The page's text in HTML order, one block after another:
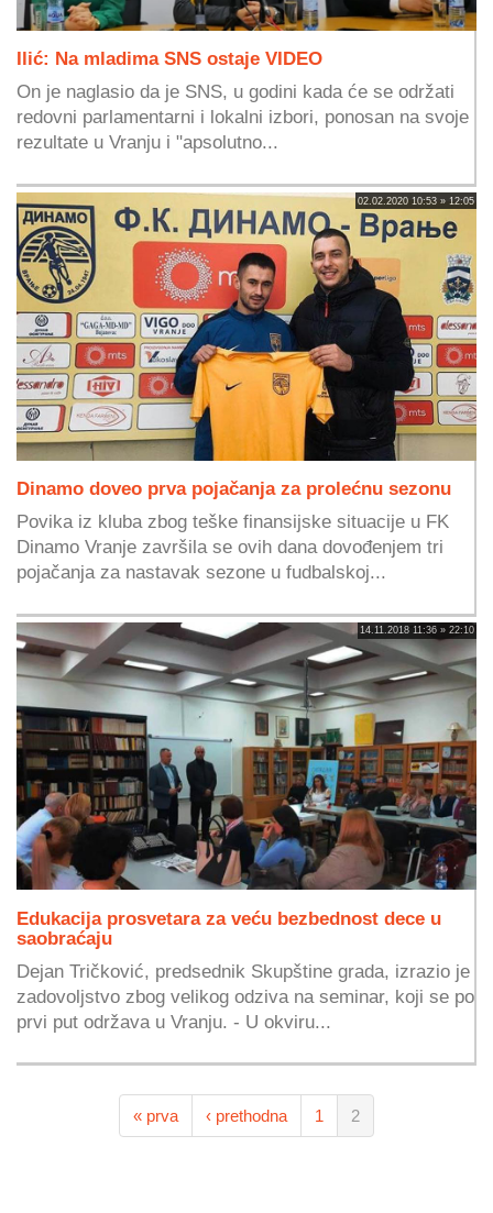
Ilić: Na mladima SNS ostaje VIDEO
On je naglasio da je SNS, u godini kada će se održati
redovni parlamentarni i lokalni izbori, ponosan na svoje
rezultate u Vranju i "apsolutno...
02.02.2020 10:53 » 12:05
Dinamo doveo prva pojačanja za prolećnu sezonu
Povika iz kluba zbog teške finansijske situacije u FK
Dinamo Vranje završila se ovih dana dovođenjem tri
pojačanja za nastavak sezone u fudbalskoj...
14.11.2018 11:36 » 22:10
Edukacija prosvetara za veću bezbednost dece u
saobraćaju
Dejan Tričković, predsednik Skupštine grada, izrazio je
zadovoljstvo zbog velikog odziva na seminar, koji se po
prvi put održava u Vranju. - U okviru...
« prva ‹ prethodna 1 2